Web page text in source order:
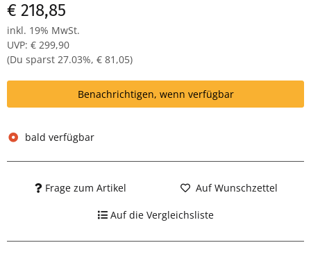
€ 218,85
inkl. 19% MwSt.
UVP: € 299,90
(Du sparst 27.03%, € 81,05)
Benachrichtigen, wenn verfügbar
bald verfügbar
Frage zum Artikel Auf Wunschzettel
Auf die Vergleichsliste